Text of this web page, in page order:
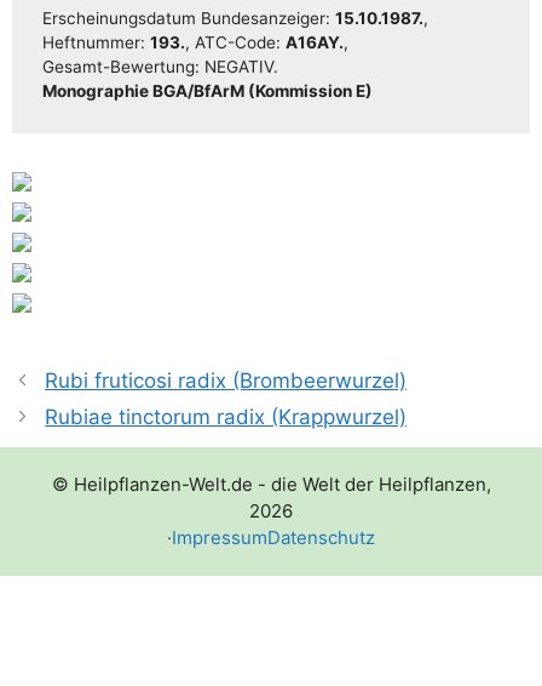
Erschei­nungs­da­tum Bun­des­an­zei­ger: 15.10.1987.,
Heft­num­mer: 193., ATC-Code: A16AY.,
Gesamt-Bewer­­tung: NEGATIV.
Mono­gra­phie BGA/​​BfArM (Kom­mis­si­on E)
Rubi fruticosi radix (Brombeerwurzel)
Rubiae tinctorum radix (Krappwurzel)
© Heilpflanzen-Welt.de - die Welt der Heilpflanzen,
2026
·ImpressumDatenschutz